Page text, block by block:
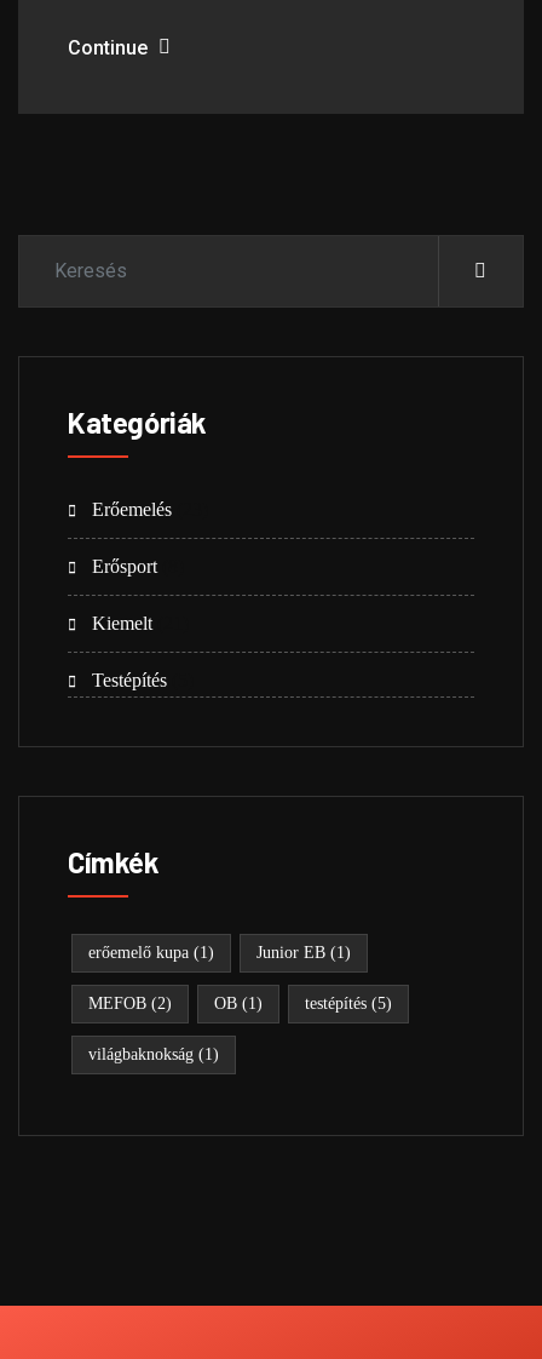
Continue
Kategóriák
Erőemelés
Erősport
Kiemelt
Testépítés
Címkék
erőemelő kupa (1) Junior EB (1)
MEFOB (2) OB (1) testépítés (5)
világbaknokság (1)